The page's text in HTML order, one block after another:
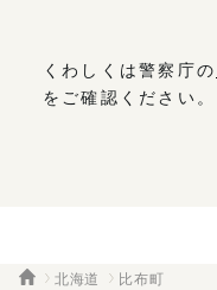
くわしくは警察庁の
をご確認ください。
北海道 比布町